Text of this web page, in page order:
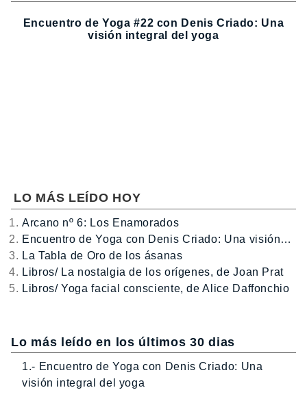
Encuentro de Yoga #22 con Denis Criado: Una
visión integral del yoga
LO MÁS LEÍDO HOY
Arcano nº 6: Los Enamorados
Encuentro de Yoga con Denis Criado: Una visión…
La Tabla de Oro de los ásanas
Libros/ La nostalgia de los orígenes, de Joan Prat
Libros/ Yoga facial consciente, de Alice Daffonchio
Lo más leído en los últimos 30 dias
1.- Encuentro de Yoga con Denis Criado: Una
visión integral del yoga